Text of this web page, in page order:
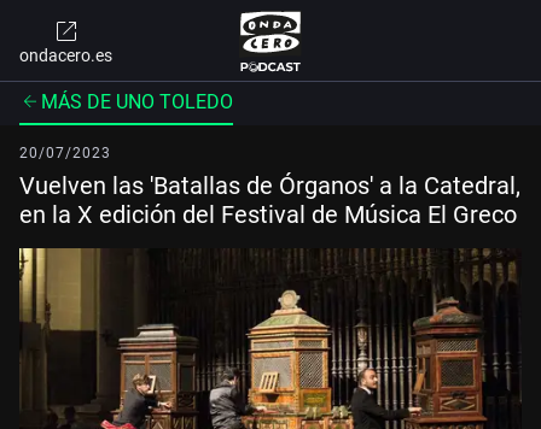
ondacero.es
MÁS DE UNO TOLEDO
20/07/2023
Vuelven las 'Batallas de Órganos' a la Catedral,
en la X edición del Festival de Música El Greco